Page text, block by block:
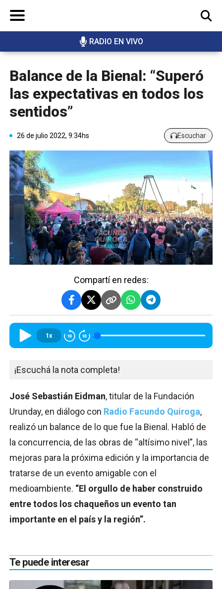
RADIO EN VIVO
BUSCAR
Balance de la Bienal: “Superó
las expectativas en todos los
sentidos”
26 de julio 2022, 9:34hs Escuchar
Compartí en redes:
1x
¡Escuchá la nota completa!
José Sebastián Eidman, titular de la Fundación
Urunday, en diálogo con Radio Facundo Quiroga,
realizó un balance de lo que fue la Bienal. Habló de
la concurrencia, de las obras de “altísimo nivel”, las
mejoras para la próxima edición y la importancia de
tratarse de un evento amigable con el
medioambiente. “El orgullo de haber construido
entre todos los chaqueños un evento tan
importante en el país y la región”.
Te puede interesar